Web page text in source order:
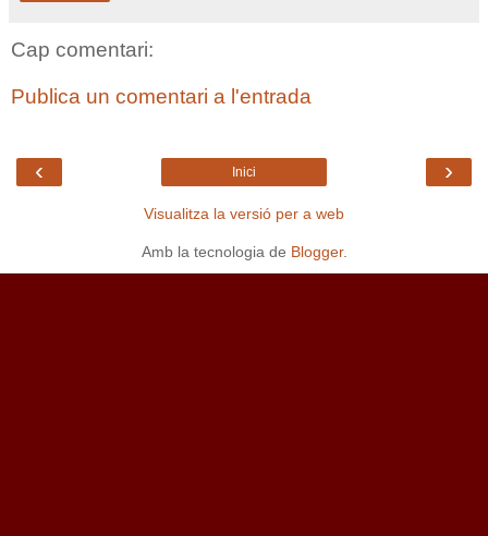
Cap comentari:
Publica un comentari a l'entrada
‹ ›
Inici
Visualitza la versió per a web
Amb la tecnologia de Blogger.